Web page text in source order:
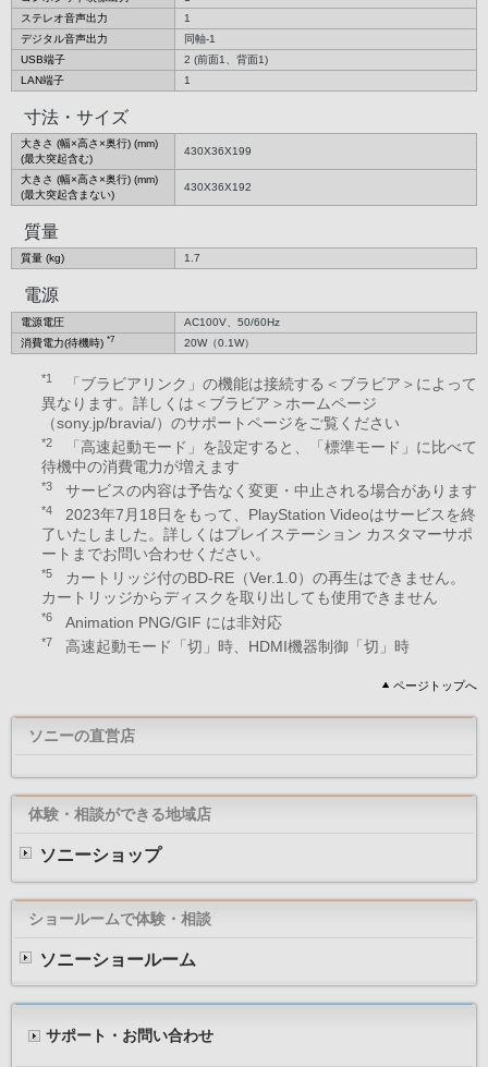
ステレオ音声出力
1
デジタル音声出力
同軸-1
USB端子
2 (前面1、背面1)
LAN端子
1
寸法・サイズ
大きさ (幅×高さ×奥行) (mm)
(最大突起含む)
430X36X199
大きさ (幅×高さ×奥行) (mm)
(最大突起含まない)
430X36X192
質量
質量 (kg) 1.7
電源
電源電圧
AC100V、50/60Hz
消費電力(待機時) *7 20W（0.1W）
*1
「ブラビアリンク」の機能は接続する＜ブラビア＞によって
異なります。詳しくは＜ブラビア＞ホームページ
（sony.jp/bravia/）のサポートページをご覧ください
*2
「高速起動モード」を設定すると、「標準モード」に比べて
待機中の消費電力が増えます
*3 サービスの内容は予告なく変更・中止される場合があります
*4
2023年7月18日をもって、PlayStation Videoはサービスを終
了いたしました。詳しくはプレイステーション カスタマーサポ
ートまでお問い合わせください。
*5
カートリッジ付のBD-RE（Ver.1.0）の再生はできません。
カートリッジからディスクを取り出しても使用できません
*6 Animation PNG/GIF には非対応
*7 高速起動モード「切」時、HDMI機器制御「切」時
ページトップへ
ソニーの直営店
体験・相談ができる地域店
ソニーショップ
ショールームで体験・相談
ソニーショールーム
サポート・お問い合わせ